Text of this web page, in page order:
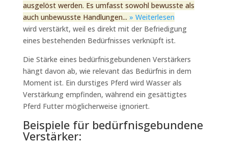
ausgelöst werden. Es umfasst sowohl bewusste als
auch unbewusste Handlungen... » Weiterlesen
wird verstärkt, weil es direkt mit der Befriedigung
eines bestehenden Bedürfnisses verknüpft ist.
Die Stärke eines bedürfnisgebundenen Verstärkers
hängt davon ab, wie relevant das Bedürfnis in dem
Moment ist. Ein durstiges Pferd wird Wasser als
Verstärkung empfinden, während ein gesättigtes
Pferd Futter möglicherweise ignoriert.
Beispiele für bedürfnisgebundene
Verstärker: